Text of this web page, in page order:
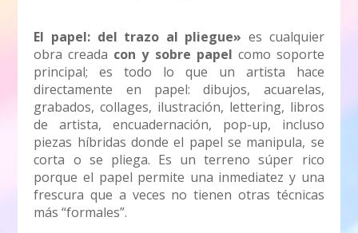
El papel: del trazo al pliegue» es cualquier
obra creada con y sobre papel como soporte
principal; es todo lo que un artista hace
directamente en papel: dibujos, acuarelas,
grabados, collages, ilustración, lettering, libros
de artista, encuadernación, pop-up, incluso
piezas híbridas donde el papel se manipula, se
corta o se pliega. Es un terreno súper rico
porque el papel permite una inmediatez y una
frescura que a veces no tienen otras técnicas
más “formales”.